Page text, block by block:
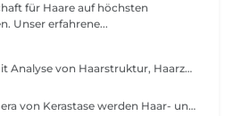
für Haare auf höchsten
Unser erfahrene...
Persönliche Beratung mit Analyse von Haarstruktur, Haarzustand und gewünschtem Ergebnis. Wir erklären, was möglich ist, und empfehlen die passende Dienstleistung. Die 30 € Beratungsgebühr wird bei Durchführung der Dienstleistung vollständig verrechnet.
Mit unserer K-Scan Kamera von Kerastase werden Haar- und Kopfhautprobleme analysiert, ausgewertet und mit einer auf den Kunden abgestimmten Produktempfehlung gelöst.